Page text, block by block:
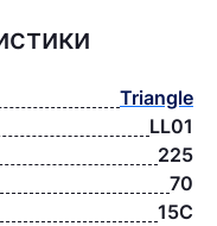
Triangle
LL01
225
70
15C